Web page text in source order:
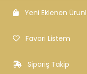
Yeni Eklenen
Favori Listem
Sipariş Takip